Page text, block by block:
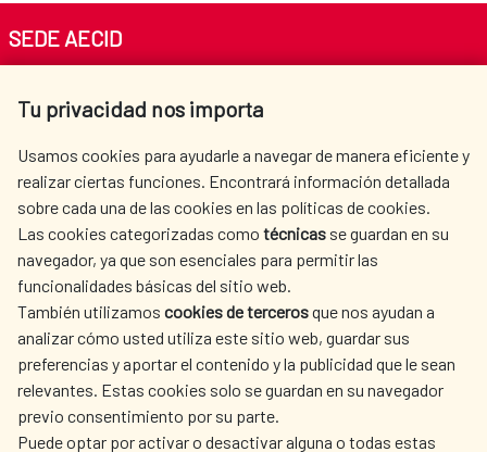
Tu privacidad nos importa
Usamos cookies para ayudarle a navegar de manera eficiente y
realizar ciertas funciones. Encontrará información detallada
sobre cada una de las cookies en las políticas de cookies.
Las cookies categorizadas como técnicas se guardan en su
navegador, ya que son esenciales para permitir las
funcionalidades básicas del sitio web.
También utilizamos cookies de tercerosque nos ayudan a
analizar cómo usted utiliza este sitio web, guardar sus
preferencias y aportar el contenido y la publicidad que le sean
relevantes. Estas cookies solo se guardan en su navegador
previo consentimiento por su parte.
Puede optar por activar o desactivar alguna o todas estas
SEDE AECID
Tel. +34 900 20 30 54​​​​​​​
AECID
WHERE DO WE COOPERATE?
SPANISH HUMANITARIAN
ACTION
PRESS ROOM
CULTURE AND SCIENCE LIBRARY